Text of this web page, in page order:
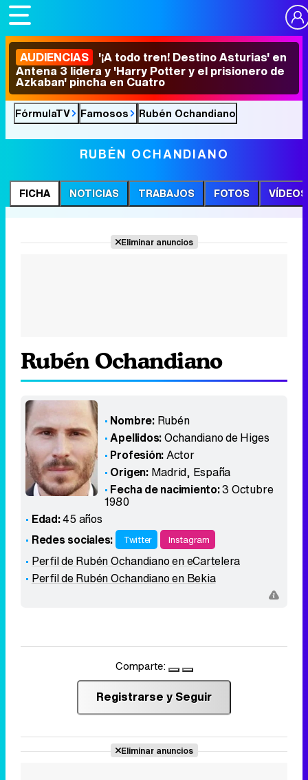
AUDIENCIAS '¡A todo tren! Destino Asturias' en
Antena 3 lidera y 'Harry Potter y el prisionero de
Azkaban' pincha en Cuatro
FórmulaTV Famosos Rubén Ochandiano
RUBÉN OCHANDIANO
FICHA NOTICIAS TRABAJOS FOTOS VÍDEOS
Eliminar anuncios
Rubén Ochandiano
Nombre: Rubén
Apellidos:Ochandiano de Higes
Profesión:Actor
Origen: Madrid, España
Fecha de nacimiento:3 Octubre
1980
Edad:45 años
Redes sociales:
Twitter Instagram
Perfil de Rubén Ochandiano en eCartelera
Perfil de Rubén Ochandiano en Bekia
Comparte:
Registrarse y Seguir
Eliminar anuncios